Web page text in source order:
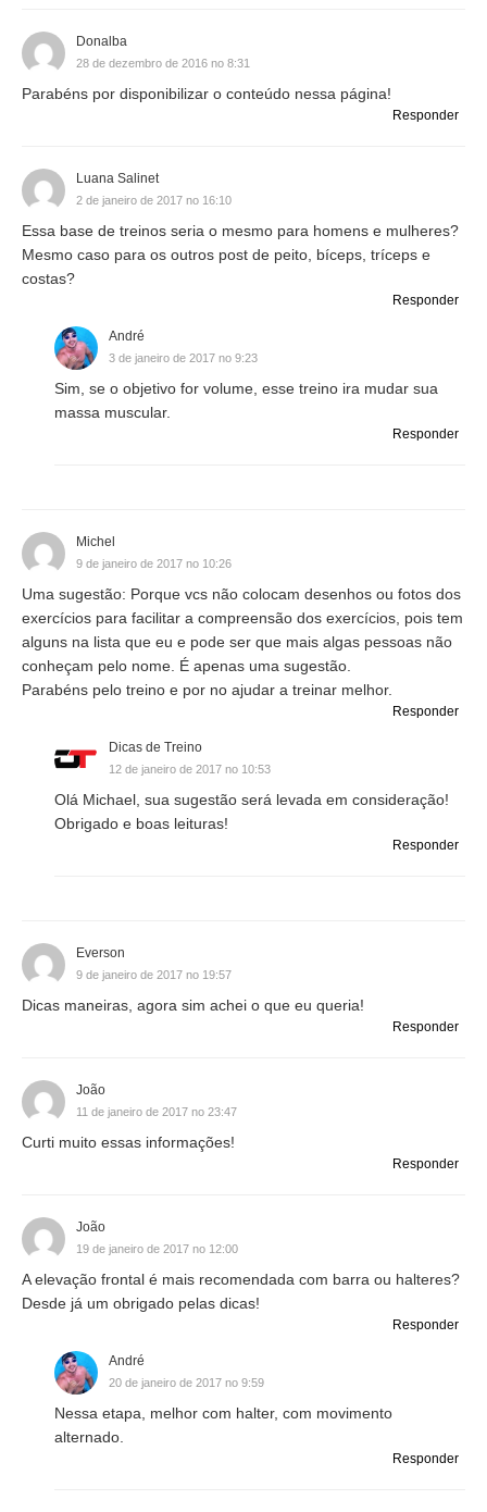
Donalba
28 de dezembro de 2016 no 8:31
Parabéns por disponibilizar o conteúdo nessa página!
Responder
Luana Salinet
2 de janeiro de 2017 no 16:10
Essa base de treinos seria o mesmo para homens e mulheres?
Mesmo caso para os outros post de peito, bíceps, tríceps e
costas?
Responder
André
3 de janeiro de 2017 no 9:23
Sim, se o objetivo for volume, esse treino ira mudar sua
massa muscular.
Responder
Michel
9 de janeiro de 2017 no 10:26
Uma sugestão: Porque vcs não colocam desenhos ou fotos dos
exercícios para facilitar a compreensão dos exercícios, pois tem
alguns na lista que eu e pode ser que mais algas pessoas não
conheçam pelo nome. É apenas uma sugestão.
Parabéns pelo treino e por no ajudar a treinar melhor.
Responder
Dicas de Treino
12 de janeiro de 2017 no 10:53
Olá Michael, sua sugestão será levada em consideração!
Obrigado e boas leituras!
Responder
Everson
9 de janeiro de 2017 no 19:57
Dicas maneiras, agora sim achei o que eu queria!
Responder
João
11 de janeiro de 2017 no 23:47
Curti muito essas informações!
Responder
João
19 de janeiro de 2017 no 12:00
A elevação frontal é mais recomendada com barra ou halteres?
Desde já um obrigado pelas dicas!
Responder
André
20 de janeiro de 2017 no 9:59
Nessa etapa, melhor com halter, com movimento
alternado.
Responder